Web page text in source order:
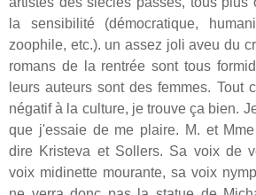
la sensibilité (démocratique,
zoophile, etc.). un assez joli aveu du
romans de la rentrée sont tous
leurs auteurs sont des femmes. Tout
négatif à la culture, je trouve ça bien.
que j'essaie de me plaire. M. et
dire Kristeva et Sollers. Sa voix de
voix midinette mourante, sa voix